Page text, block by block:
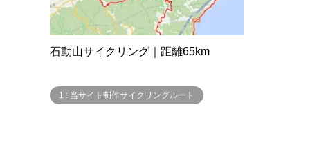
石動山サイクリング｜距離65km
1 : 当サイト制作サイクリングルート